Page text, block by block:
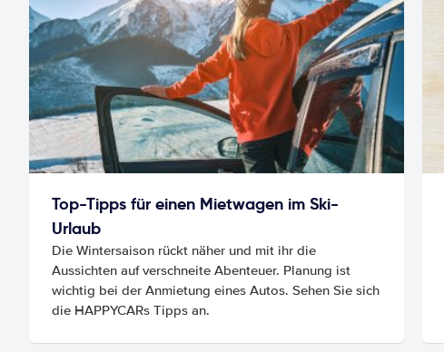
Top-Tipps für einen Mietwagen im Ski-
Urlaub
Die Wintersaison rückt näher und mit ihr die
Aussichten auf verschneite Abenteuer. Planung ist
wichtig bei der Anmietung eines Autos. Sehen Sie sich
die HAPPYCARs Tipps an.